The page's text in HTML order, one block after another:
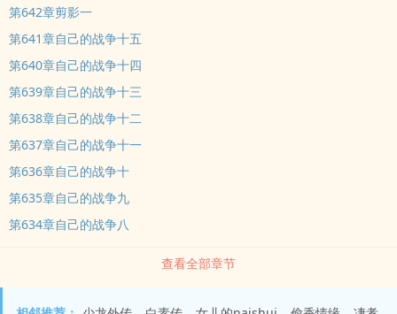
第642章剪影一
第641章自己的战争十五
第640章自己的战争十四
第639章自己的战争十三
第638章自己的战争十二
第637章自己的战争十一
第636章自己的战争十
第635章自己的战争九
第634章自己的战争八
查看全部章节